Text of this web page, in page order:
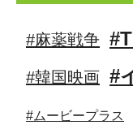
#麻薬戦争
#韓国映画 #
#ムービープラス